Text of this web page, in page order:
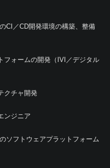
CI／CD開発環境の構築、整備
フォームの開発（IVI／デジタル
クチャ開発
ンジニア
ソフトウェアプラットフォーム